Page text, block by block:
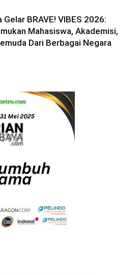
Gelar BRAVE! VIBES 2026:
Mahasiswa, Akademisi,
Dari Berbagai Negara